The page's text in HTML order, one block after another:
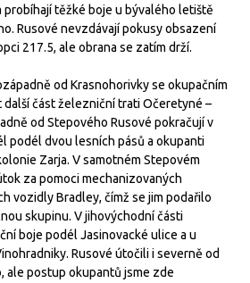
probíhají těžké boje u bývalého letiště
Rusové nevzdávají pokusy obsazení
217.5, ale obrana se zatím drží.
od Krasnohorivky se okupačním
část železniční trati Očeretyné –
od Stepového Rusové pokračují v
podél dvou lesních pásů a okupanti
Zarja. V samotném Stepovém
za pomoci mechanizovaných
vozidly Bradley, čímž se jim podařilo
skupinu. V jihovýchodní části
boje podél Jasinovacké ulice a u
Rusové útočili i severně od
ale postup okupantů jsme zde